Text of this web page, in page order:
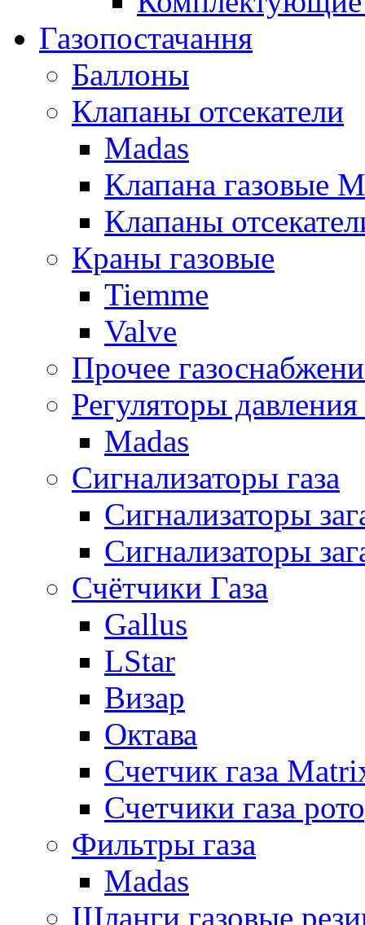
Газопостачання
Баллоны
Клапаны отсекатели
Madas
Клапана газовые
Клапаны
Краны газовые
Tiemme
Valve
Прочее
Регуляторы давления
Madas
Сигнализаторы газа
Сигнализаторы
Сигнализаторы
Счётчики Газа
Gallus
LStar
Визар
Октава
Счетчик газа
Счетчики газа
Фильтры газа
Madas
Шланги газовые